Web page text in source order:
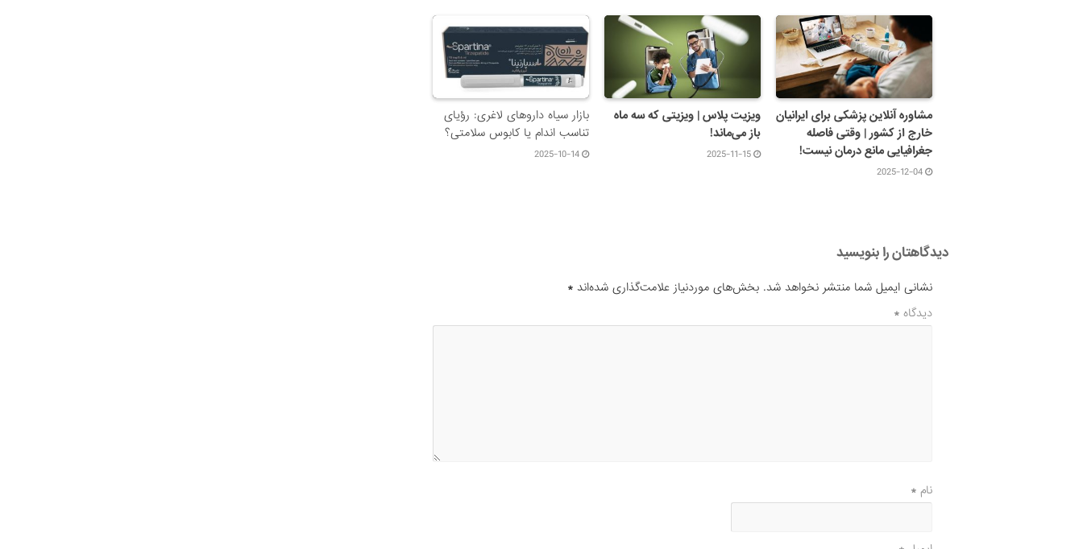
مشاوره آنلاین پزشکی برای ایرانیان
خارج از کشور | وقتی فاصله
جغرافیایی مانع درمان نیست!
2025-12-04
ویزیت پلاس | ویزیتی که سه ماه
باز می‌ماند!
2025-11-15
بازار سیاه داروهای لاغری: رؤیای
تناسب اندام یا کابوس سلامتی؟
2025-10-14
دیدگاهتان را بنویسید
نشانی ایمیل شما منتشر نخواهد شد. بخش‌های موردنیاز علامت‌گذاری شده‌اند *
دیدگاه *
نام *